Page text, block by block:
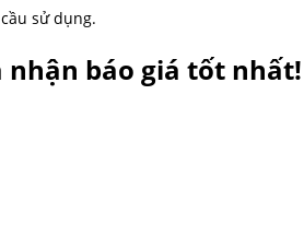
sử dụng.
nhận báo giá tốt nhất!